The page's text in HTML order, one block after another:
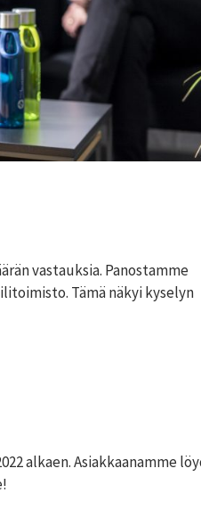
vastauksia. Panostamme
Tämä näkyi kyselyn
alkaen. Asiakkaanamme